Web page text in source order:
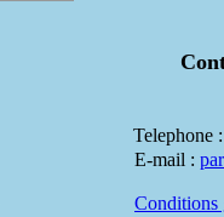
Telephone
E-mail :
Conditions